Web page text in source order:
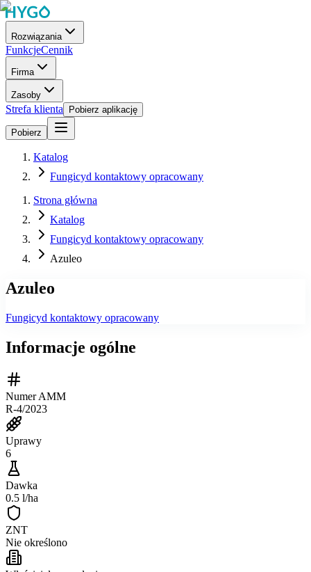
Rozwiązania
FunkcjeCennik
Firma
Zasoby
Strefa klienta Pobierz aplikację
Pobierz
Katalog
Fungicyd kontaktowy opracowany
Strona główna
Katalog
Fungicyd kontaktowy opracowany
Azuleo
Azuleo
Fungicyd kontaktowy opracowany
Informacje ogólne
Numer AMM
R-4/2023
Uprawy
6
Dawka
0.5 l/ha
ZNT
Nie określono